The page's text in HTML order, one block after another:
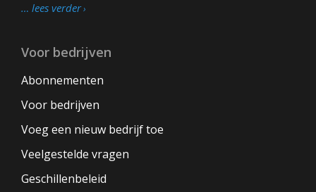
… lees verder
Voor bedrijven
Abonnementen
Voor bedrijven
Voeg een nieuw bedrijf toe
Veelgestelde vragen
Geschillenbeleid